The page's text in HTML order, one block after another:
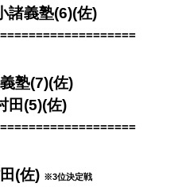
諸義塾(6)(佐)
塾(7)(佐)
田(5)(佐)
(佐) ※3位決定戦